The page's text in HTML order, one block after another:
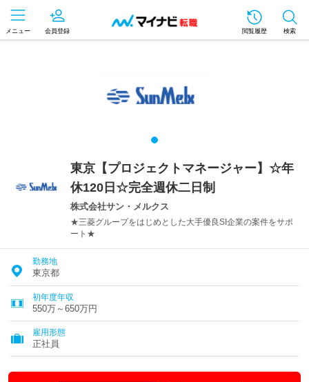
メニュー 会員登録 閲覧履歴 検索
東京【プロジェクトマネージャー】☆年
休120日☆完全週休二日制
株式会社サン・メルクス
★三菱グループをはじめとした大手優良SI企業の案件をサポ
ート★
勤務地
東京都
初年度年収
550万～650万円
雇用形態
正社員